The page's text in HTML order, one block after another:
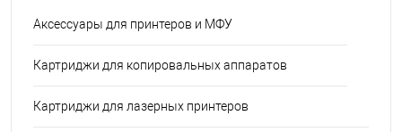
Аксессуары для принтеров и МФУ
Картриджи для копировальных аппаратов
Картриджи для лазерных принтеров